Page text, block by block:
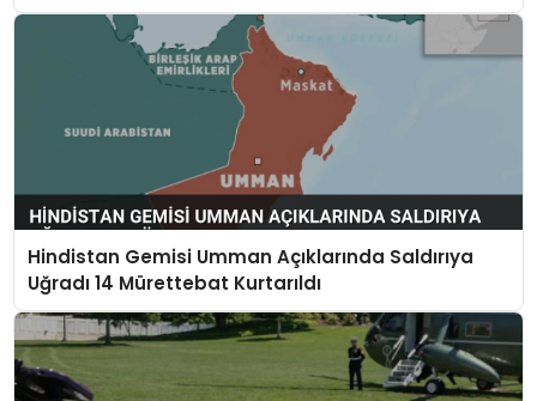
Hindistan Gemisi Umman Açıklarında Saldırıya
Uğradı 14 Mürettebat Kurtarıldı